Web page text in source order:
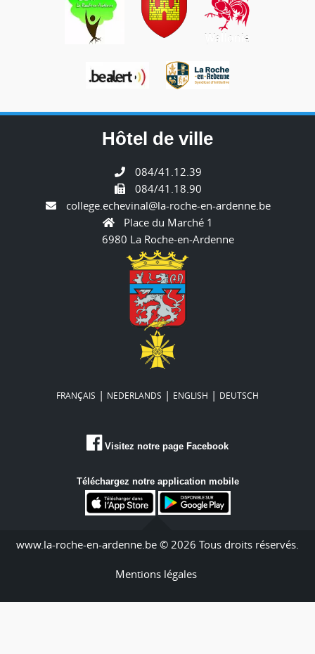
Hôtel de ville
084/41.12.39
084/41.18.90
college.echevinal@la-roche-en-ardenne.be
Place du Marché 1
6980 La Roche-en-Ardenne
FRANÇAIS | NEDERLANDS | ENGLISH | DEUTSCH
Visitez notre page Facebook
Téléchargez notre application mobile
www.la-roche-en-ardenne.be © 2026 Tous droits réservés.
Mentions légales